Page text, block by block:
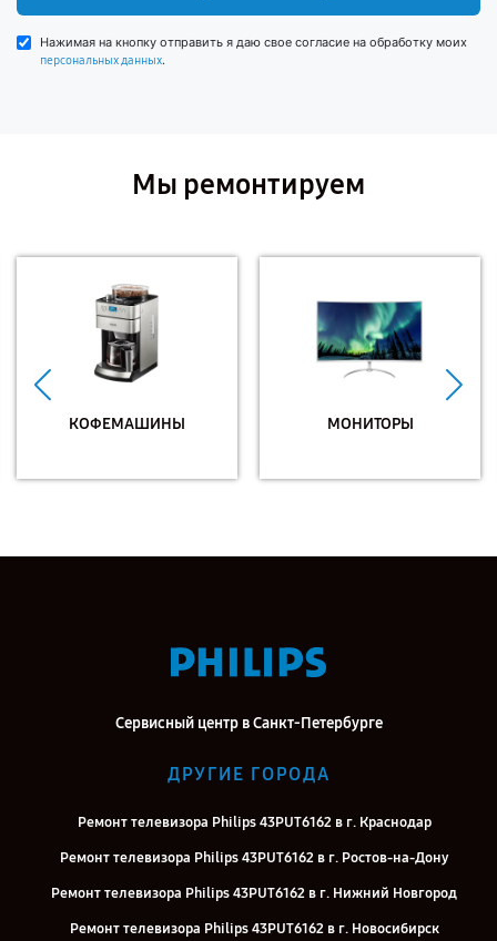
Нажимая на кнопку отправить я даю свое согласие на обработку моих
персональных данных.
Мы ремонтируем
КОФЕМАШИНЫ МОНИТОРЫ
Сервисный центр в Санкт-Петербурге
ДРУГИЕ ГОРОДА
Ремонт телевизора Philips 43PUT6162 в г. Краснодар
Ремонт телевизора Philips 43PUT6162 в г. Ростов-на-Дону
Ремонт телевизора Philips 43PUT6162 в г. Нижний Новгород
Ремонт телевизора Philips 43PUT6162 в г. Новосибирск